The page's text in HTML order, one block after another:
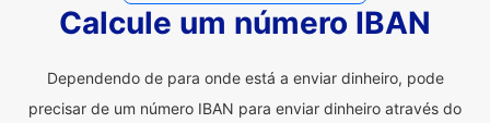
Calcule um número IBAN
Dependendo de para onde está a enviar dinheiro, pode
precisar de um número IBAN para enviar dinheiro através do